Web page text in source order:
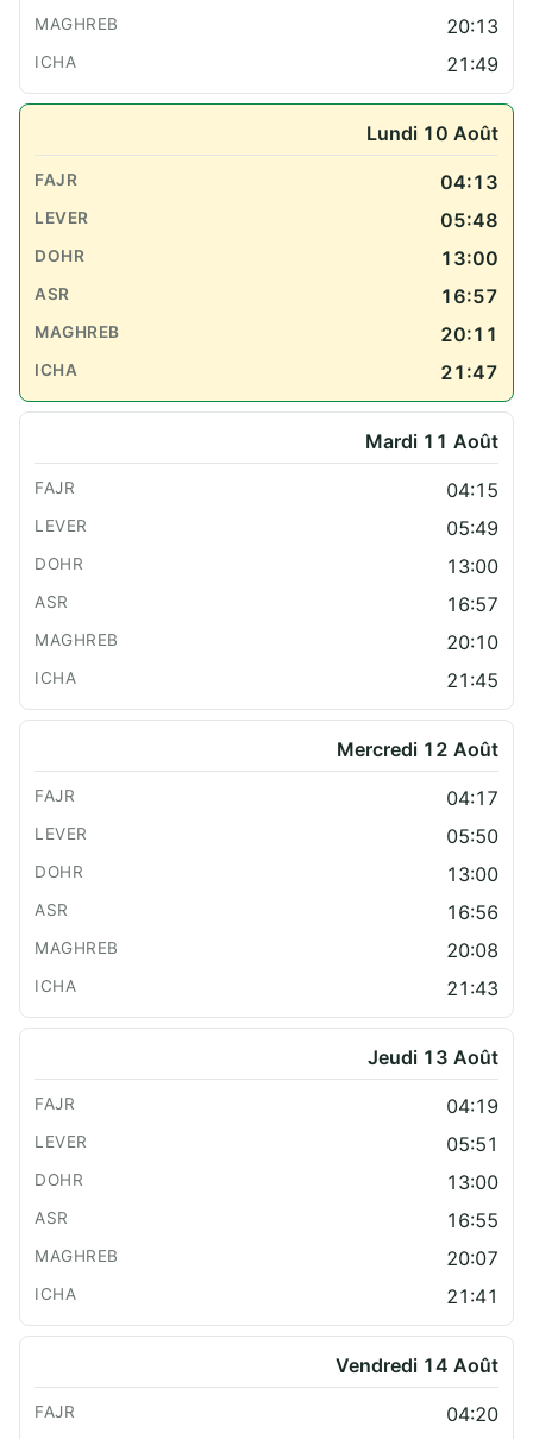
20:13
21:49
Lundi 10 Août
04:13
05:48
13:00
16:57
20:11
21:47
Mardi 11 Août
04:15
05:49
13:00
16:57
20:10
21:45
Mercredi 12 Août
04:17
05:50
13:00
16:56
20:08
21:43
Jeudi 13 Août
04:19
05:51
13:00
16:55
20:07
21:41
Vendredi 14 Août
04:20